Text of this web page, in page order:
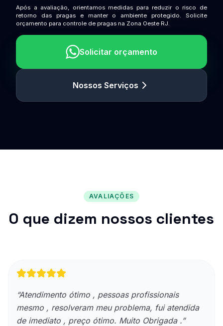
Após a avaliação, orientamos medidas para reduzir o risco de
retorno das pragas e manter o ambiente protegido. Solicite
orçamento para controle de pragas na Zona Oeste RJ.
Solicitar orçamento
Nossos Serviços
AVALIAÇÕES
O que dizem nossos clientes
“Atendimento ótimo , pessoas profissionais
mesmo , resolveram meu problema, fui atendida
de imediato , preço ótimo. Muito Obrigada .”